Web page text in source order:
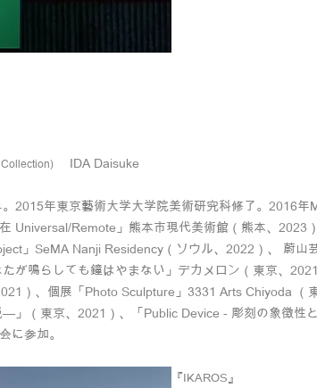
IDA Daisuke
2015年東京藝術大学大学院美術研究科修了。2016
Universal/Remote」熊本市現代美術館（熊本、2023
」SeMA Nanji Residency（ソウル、2022）、 蔚山
が鳴らしても鐘はやまない」デカメロン（東京、
）、個展「Photo Sculpture」3331 Arts Chiyoda （
（東京、2021）、「Public Device - 彫刻の象徴性
に参加。
『IKAROS』